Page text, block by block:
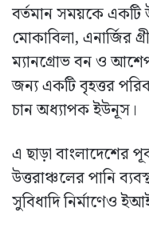
বর্তমান সময়কে একটি
মোকাবিলা, এনার্জির
ম্যানগ্রোভ বন ও
জন্য একটি বৃহত্তর
চান অধ্যাপক ইউনূস।
এ ছাড়া বাংলাদেশের
উত্তরাঞ্চলের পানি
সুবিধাদি নির্মাণেও